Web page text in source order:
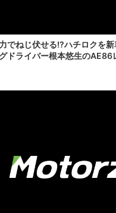
でねじ伏せる!?ハチロクを
ドライバー根本悠生のAE86